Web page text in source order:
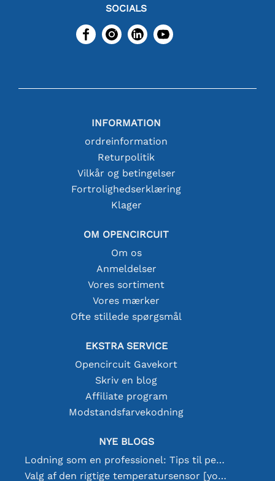
SOCIALS
INFORMATION
ordreinformation
Returpolitik
Vilkår og betingelser
Fortrolighedserklæring
Klager
OM OPENCIRCUIT
Om os
Anmeldelser
Vores sortiment
Vores mærker
Ofte stillede spørgsmål
EKSTRA SERVICE
Opencircuit Gavekort
Skriv en blog
Affiliate program
Modstandsfarvekodning
NYE BLOGS
Lodning som en professionel: Tips til perfekte elektroniske forbindelser
Valg af den rigtige temperatursensor [youtube]